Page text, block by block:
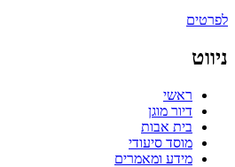
לפרטים
ניווט
ראשי
דיור מוגן
בית אבות
מוסד סיעודי
מידע ומאמרים